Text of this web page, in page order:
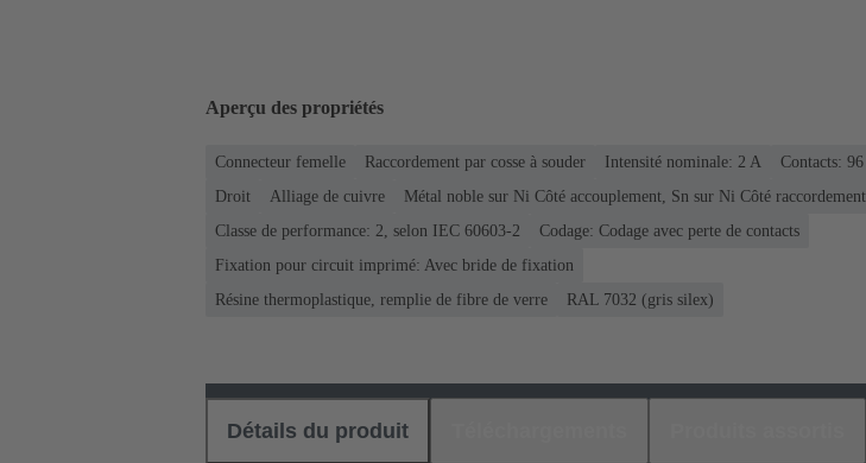
Aperçu des propriétés
Connecteur femelle Raccordement par cosse à souder Intensité nominale: ‌2 A
Contacts: 96
Droit
Alliage de cuivre
Métal noble sur Ni Côté accouplement, Sn sur Ni Côté raccordement
Classe de performance: 2, selon IEC 60603-2
Codage: Codage avec perte de contacts
Fixation pour circuit imprimé: Avec bride de fixation
Résine thermoplastique, remplie de fibre de verre
RAL 7032 (gris silex)
Détails du produit